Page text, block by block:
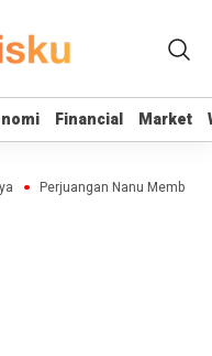
Financial Market
Financial Market
Perjuangan Nanu